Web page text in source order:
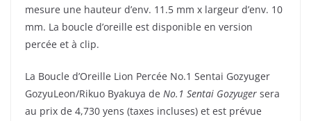
mesure une hauteur d’env. 11.5 mm x largeur d’env. 10
mm. La boucle d’oreille est disponible en version
percée et à clip.
La Boucle d’Oreille Lion Percée No.1 Sentai Gozyuger
GozyuLeon/Rikuo Byakuya de No.1 Sentai Gozyuger sera
au prix de 4,730 yens (taxes incluses) et est prévue